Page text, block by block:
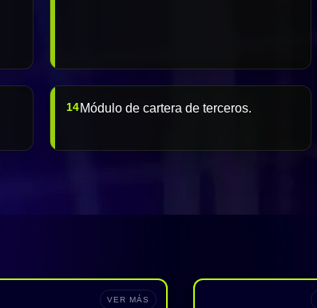
14Módulo de cartera de terceros.
VER MÁS